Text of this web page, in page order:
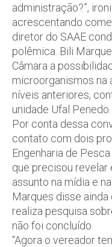
administração?”,
acrescentando
diretor do SAAE
polêmica. Bili
Câmara a
microorganismos na
níveis anteriores,
unidade Ufal Penedo.
Por conta dessa
contato com dois
Engenharia de
que precisou revelar
assunto na mídia e
Marques disse
realiza pesquisa
não foi concluído.
“Agora o vereador